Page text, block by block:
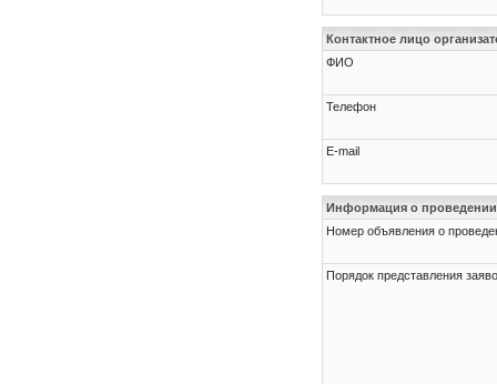
Контактное лицо
ФИО
Телефон
E-mail
Информация о проведении
Номер объявления о
Порядок представления